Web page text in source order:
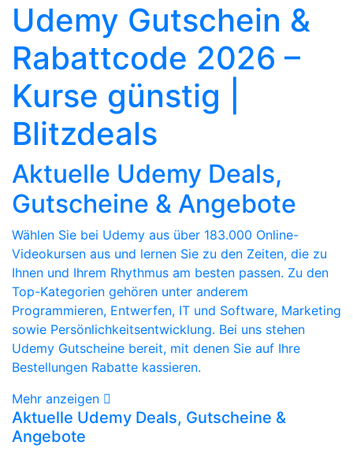
Udemy Gutschein &
Rabattcode 2026 –
Kurse günstig |
Blitzdeals
Aktuelle Udemy Deals,
Gutscheine & Angebote
Wählen Sie bei Udemy aus über 183.000 Online-
Videokursen aus und lernen Sie zu den Zeiten, die zu
Ihnen und Ihrem Rhythmus am besten passen. Zu den
Top-Kategorien gehören unter anderem
Programmieren, Entwerfen, IT und Software, Marketing
sowie Persönlichkeitsentwicklung. Bei uns stehen
Udemy Gutscheine bereit, mit denen Sie auf Ihre
Bestellungen Rabatte kassieren.
Mehr anzeigen
Aktuelle Udemy Deals, Gutscheine &
Angebote